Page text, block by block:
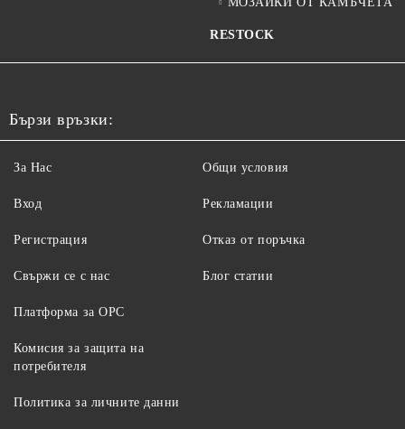
RESTOCK
Бързи връзки:
За Нас
Вход
Регистрация
Свържи се с нас
Общи условия
Рекламации
Отказ от поръчка
Блог статии
Платформа за ОРС
Комисия за защита на
потребителя
Политика за личните данни